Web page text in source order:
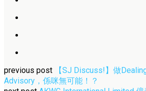
previous post
【SJ Discuss!】做
Advisory，係咪無可能！？